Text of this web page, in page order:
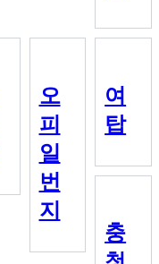
오
피
일
번
지
여
탑
충